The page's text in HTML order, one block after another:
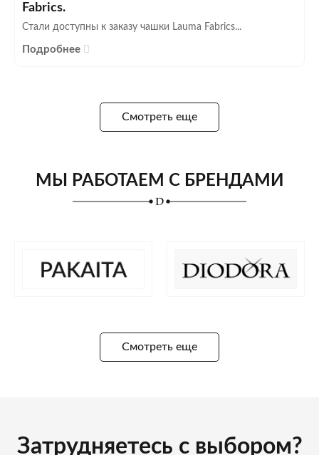
Fabrics.
Стали доступны к заказу чашки Lauma Fabrics...
Подробнее
Смотреть еще
МЫ РАБОТАЕМ С БРЕНДАМИ
Смотреть еще
Затрудняетесь с выбором?